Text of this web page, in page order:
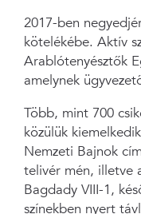
2017-ben
kötelékébe. Aktív
Arablótenyésztők
amelynek
Több, mint 700
közülük
Nemzeti Bajnok
telivér mén, illetve
Bagdady VIII-1,
színekben nyert